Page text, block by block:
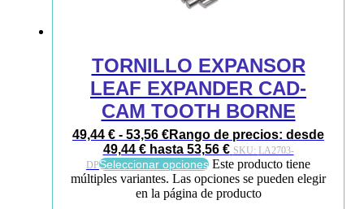
TORNILLO EXPANSOR
LEAF EXPANDER CAD-
CAM TOOTH BORNE
49,44 € - 53,56 €Rango de precios: desde
49,44 € hasta 53,56 € SKU: LA2703-
DPSeleccionar opciones Este producto tiene
múltiples variantes. Las opciones se pueden elegir
en la página de producto